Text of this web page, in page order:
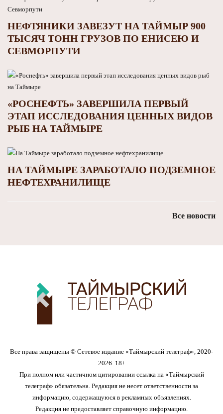
НЕФТЯНИКИ ЗАВЕЗУТ НА ТАЙМЫР 900
ТЫСЯЧ ТОНН ГРУЗОВ ПО ЕНИСЕЮ И
СЕВМОРПУТИ
«РОСНЕФТЬ» ЗАВЕРШИЛА ПЕРВЫЙ
ЭТАП ИССЛЕДОВАНИЯ ЦЕННЫХ ВИДОВ
РЫБ НА ТАЙМЫРЕ
НА ТАЙМЫРЕ ЗАРАБОТАЛО ПОДЗЕМНОЕ
НЕФТЕХРАНИЛИЩЕ
Все новости
Все права защищены © Сетевое издание «Таймырский телеграф», 2020-
2026. 18+
При полном или частичном цитировании ссылка на «Таймырский
телеграф» обязательна. Редакция не несет ответственности за
информацию, содержащуюся в рекламных объявлениях.
Редакция не предоставляет справочную информацию.